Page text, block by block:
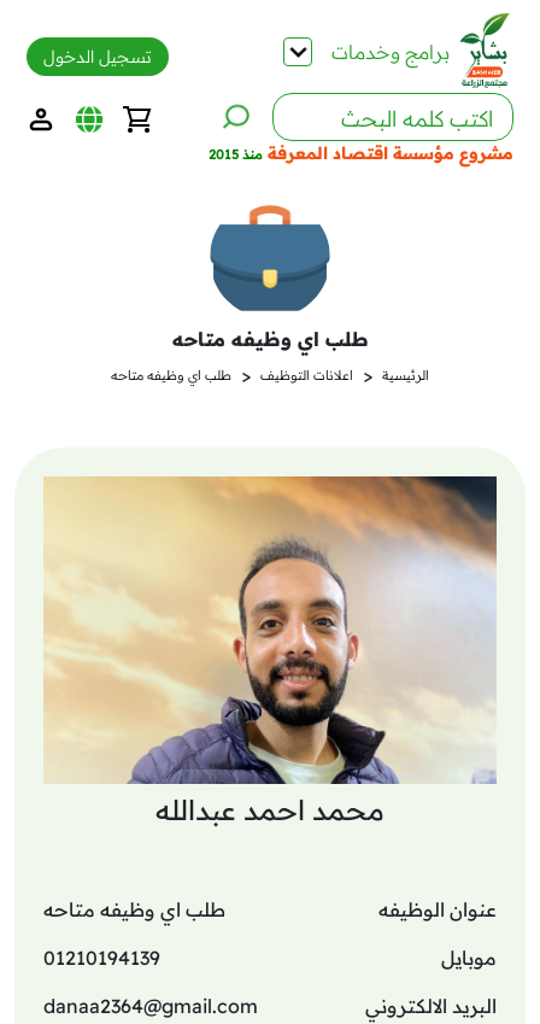
برامج وخدمات
مشروع مؤسسة اقتصاد المعرفة منذ 2015
تسجيل الدخول
طلب اي وظيفه متاحه
الرئيسية < اعلانات التوظيف < طلب اي وظيفه متاحه
محمد احمد عبدالله
عنوان الوظيفه
طلب اي وظيفه متاحه
موبايل
01210194139
البريد الالكتروني
danaa2364@gmail.com